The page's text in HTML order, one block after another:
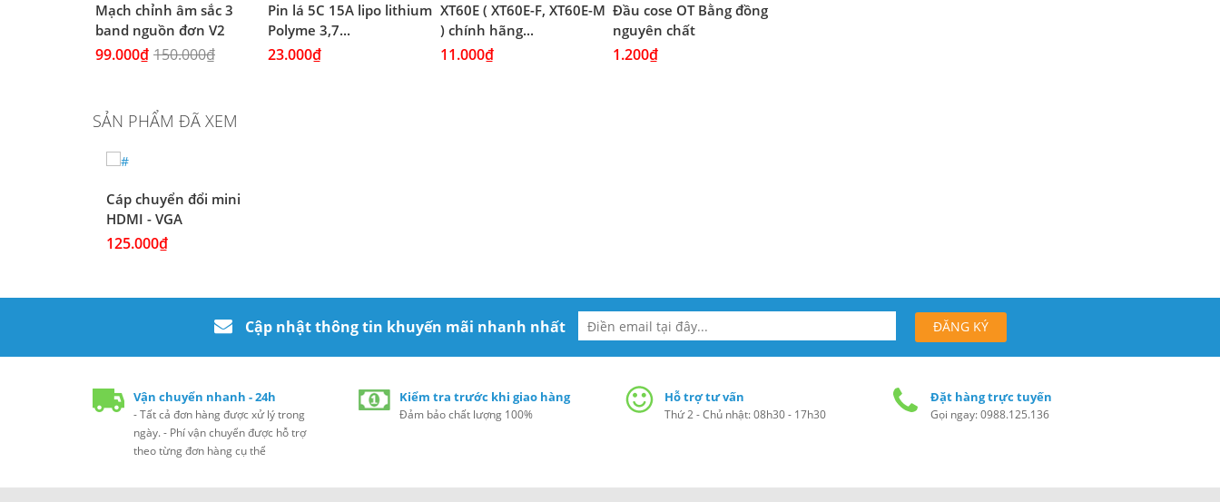
Mạch chỉnh âm sắc 3
band nguồn đơn V2
99.000₫ 150.000₫
Pin lá 5C 15A lipo lithium
Polyme 3,7...
23.000₫
XT60E ( XT60E-F, XT60E-M
) chính hãng...
11.000₫
Đầu cose OT Bằng đồng
nguyên chất
1.200₫
SẢN PHẨM ĐÃ XEM
Cáp chuyển đổi mini
HDMI - VGA
125.000₫
Cập nhật thông tin khuyến mãi nhanh nhất
Vận chuyển nhanh - 24h
- Tất cả đơn hàng được xử lý trong
ngày. - Phí vận chuyển được hỗ trợ
theo từng đơn hàng cụ thể
Kiểm tra trước khi giao hàng
Đảm bảo chất lượng 100%
Hỗ trợ tư vấn
Thứ 2 - Chủ nhật: 08h30 - 17h30
Đặt hàng trực tuyến
Gọi ngay: 0988.125.136